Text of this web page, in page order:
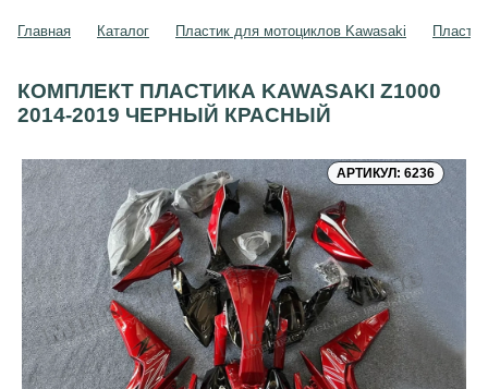
Главная Каталог Пластик для мотоциклов Kawasaki
КОМПЛЕКТ ПЛАСТИКА KAWASAKI Z1000
2014-2019 ЧЕРНЫЙ КРАСНЫЙ
АРТИКУЛ: 6236